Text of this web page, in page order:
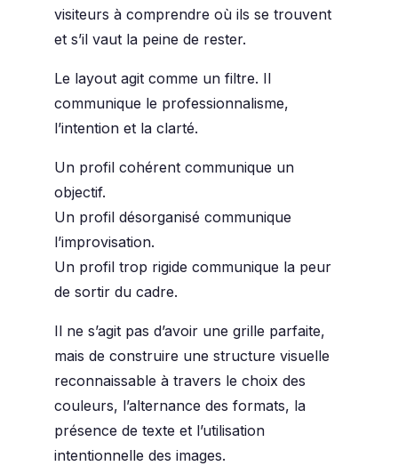
visiteurs à comprendre où ils se trouvent
et s’il vaut la peine de rester.
Le layout agit comme un filtre. Il
communique le professionnalisme,
l’intention et la clarté.
Un profil cohérent communique un
objectif.
Un profil désorganisé communique
l’improvisation.
Un profil trop rigide communique la peur
de sortir du cadre.
Il ne s’agit pas d’avoir une grille parfaite,
mais de construire une structure visuelle
reconnaissable à travers le choix des
couleurs, l’alternance des formats, la
présence de texte et l’utilisation
intentionnelle des images.